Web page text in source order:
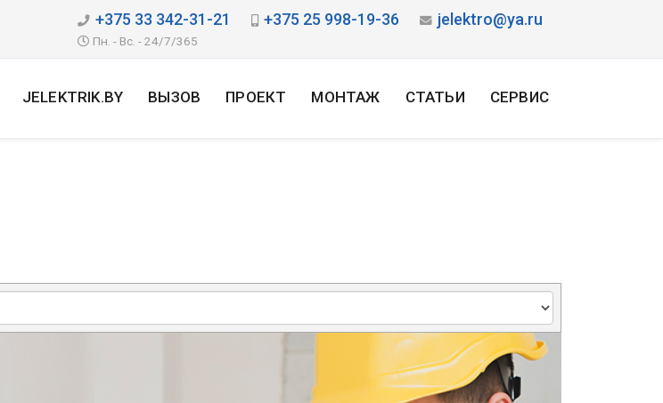
+375 33 342-31-21 +375 25 998-19-36 jelektro@ya.ru
Пн. - Вс. - 24/7/365
JELEKTRIK.BY ВЫЗОВ ПРОЕКТ МОНТАЖ СТАТЬИ СЕРВИС